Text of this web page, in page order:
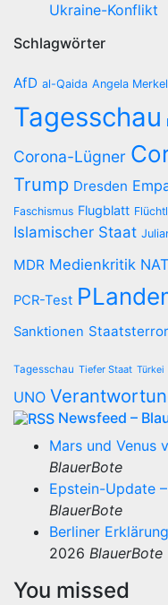
Ukraine-Konflikt
Schlagwörter
AfD al-Qaida Angela Merkel
Tagesschau
Corona-Lügner
Trump Dresden
Faschismus Flugblatt
Islamischer Staat
MDR Medienkritik
PCR-Test
Sanktionen
Tagesschau Tiefer Staat Türkei
UNO
Newsfeed –
Mars und Venus
BlauerBote
Epstein-Update
BlauerBote
Berliner
2026 BlauerBote
You missed